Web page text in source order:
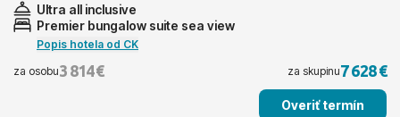
Ultra all inclusive
Premier bungalow suite sea view
Popis hotela od CK
za osobu3 814 € za skupinu7 628 €
Overiť termín